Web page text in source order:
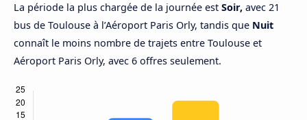
La période la plus chargée de la journée est Soir, avec 21
bus de Toulouse à l’Aéroport Paris Orly, tandis que Nuit
connaît le moins nombre de trajets entre Toulouse et
Aéroport Paris Orly, avec 6 offres seulement.